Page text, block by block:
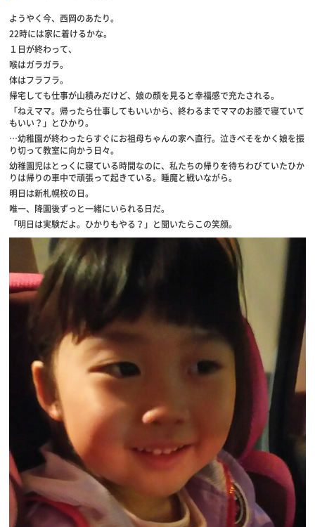
ようやく今、西岡のあたり。
22時には家に着けるかな。
１日が終わって、
喉はガラガラ。
体はフラフラ。
帰宅しても仕事が山積みだけど、娘の顔を見ると幸福感で充たされる。
「ねえママ。帰ったら仕事してもいいから、終わるまでママのお膝で寝ていて
もいい？」とひかり。
…幼稚園が終わったらすぐにお祖母ちゃんの家へ直行。泣きべそをかく娘を振
り切って教室に向かう日々。
幼稚園児はとっくに寝ている時間なのに、私たちの帰りを待ちわびていたひか
りは帰りの車中で頑張って起きている。睡魔と戦いながら。
明日は新札幌校の日。
唯一、降園後ずっと一緒にいられる日だ。
「明日は実験だよ。ひかりもやる？」と聞いたらこの笑顔。